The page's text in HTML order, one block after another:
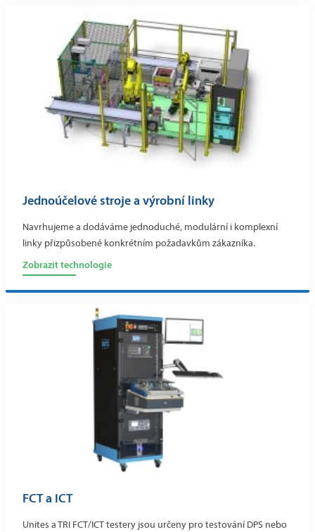
Jednoúčelové stroje a výrobní linky
Navrhujeme a dodáváme jednoduché, modulární i komplexní
linky přizpůsobené konkrétním požadavkům zákazníka.
Zobrazit technologie
FCT a ICT
Unites a TRI FCT/ICT testery jsou určeny pro testování DPS nebo